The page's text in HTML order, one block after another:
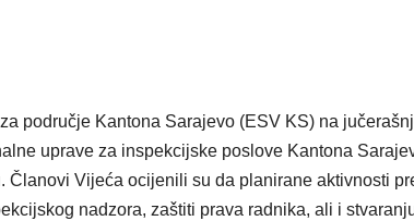
područje Kantona Sarajevo (ESV KS) na
uprave za inspekcijske poslove Kantona
Članovi Vijeća ocijenili su da planirane aktivnosti
nadzora, zaštiti prava radnika, ali i